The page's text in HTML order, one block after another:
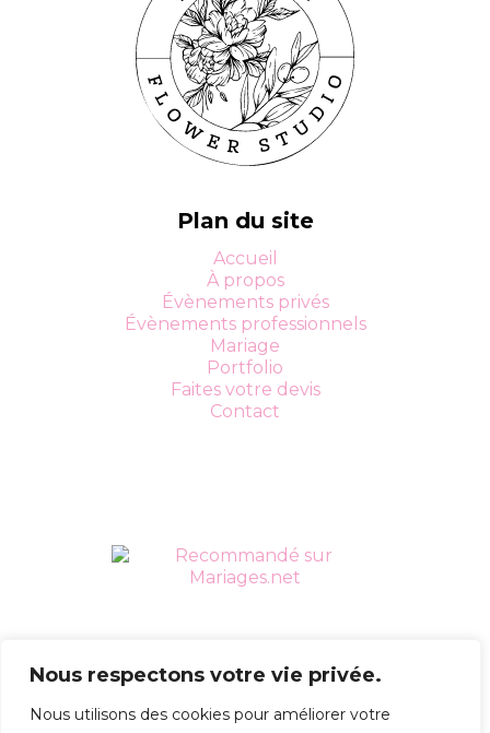
Nous respectons votre vie privée.
Nous utilisons des cookies pour améliorer votre
Plan du site
Accueil
À propos
Évènements privés
Évènements professionnels
Mariage
Portfolio
Faites votre devis
Contact